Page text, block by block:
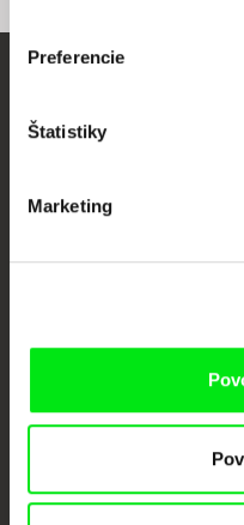
Preferencie
Štatistiky
Marketing